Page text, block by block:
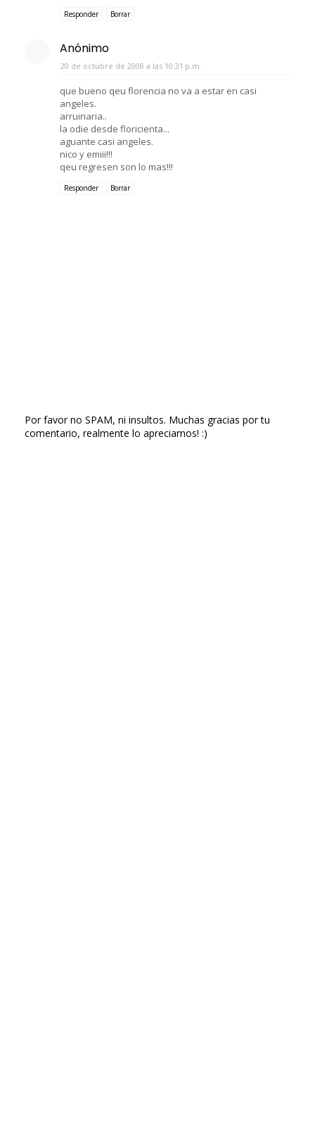
Responder Borrar
Anónimo
20 de octubre de 2008 a las 10:31 p.m.
que bueno qeu florencia no va a estar en casi
angeles.
arruinaria..
la odie desde floricienta...
aguante casi angeles.
nico y emiii!!!
qeu regresen son lo mas!!!
Responder Borrar
Por favor no SPAM, ni insultos. Muchas gracias por tu
comentario, realmente lo apreciamos! :)